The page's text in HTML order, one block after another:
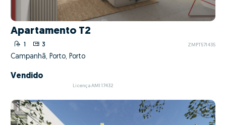
Apartamento T2
1 3 ZMPT571435
Campanhã, Porto, Porto
Vendido
Licença AMI 17432